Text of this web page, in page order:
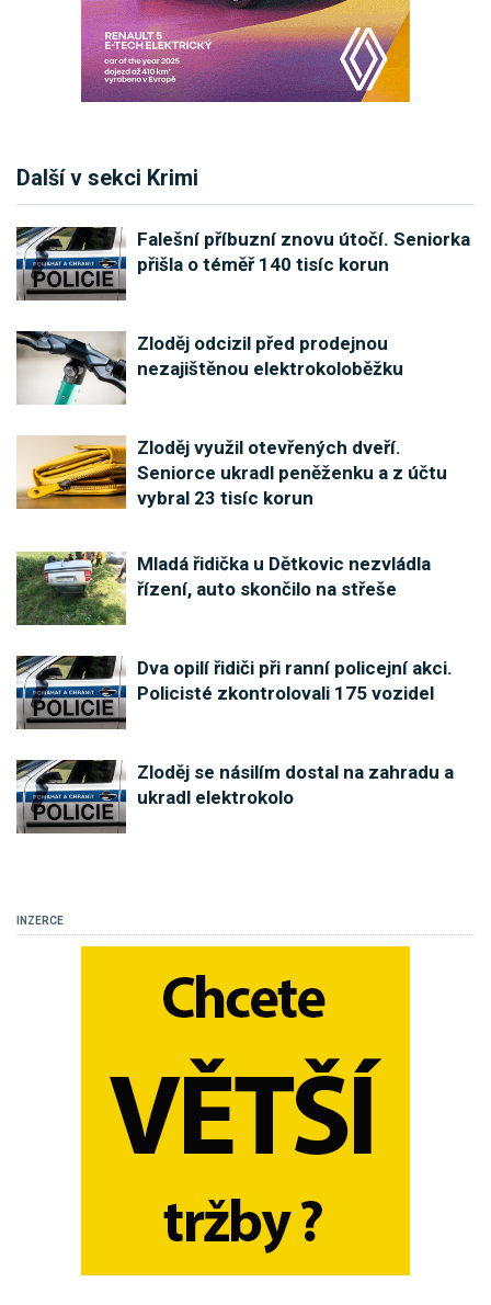
Další v sekci Krimi
Falešní příbuzní znovu útočí. Seniorka
přišla o téměř 140 tisíc korun
Zloděj odcizil před prodejnou
nezajištěnou elektrokoloběžku
Zloděj využil otevřených dveří.
Seniorce ukradl peněženku a z účtu
vybral 23 tisíc korun
Mladá řidička u Dětkovic nezvládla
řízení, auto skončilo na střeše
Dva opilí řidiči při ranní policejní akci.
Policisté zkontrolovali 175 vozidel
Zloděj se násilím dostal na zahradu a
ukradl elektrokolo
INZERCE